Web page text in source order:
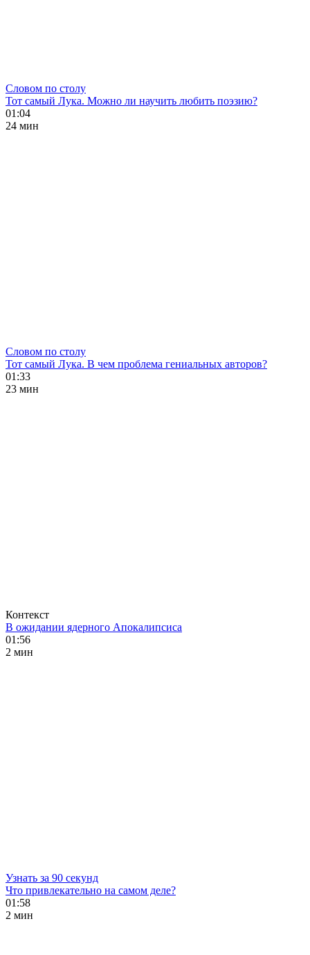
Словом по столу
Тот самый Лука. Можно ли научить любить поэзию?
01:04
24 мин
Словом по столу
Тот самый Лука. В чем проблема гениальных авторов?
01:33
23 мин
Контекст
В ожидании ядерного Апокалипсиса
01:56
2 мин
Узнать за 90 секунд
Что привлекательно на самом деле?
01:58
2 мин